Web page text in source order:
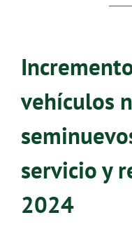
vehículos
servicio y
2024